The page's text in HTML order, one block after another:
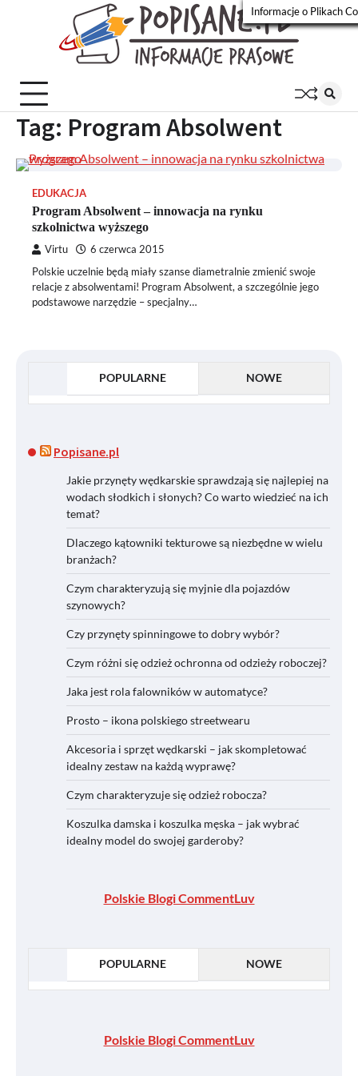
Tag: Program Absolwent
EDUKACJA
Program Absolwent – innowacja na rynku
szkolnictwa wyższego
Virtu 6 czerwca 2015
Polskie uczelnie będą miały szanse diametralnie zmienić swoje
relacje z absolwentami! Program Absolwent, a szczególnie jego
podstawowe narzędzie – specjalny…
POPULARNE NOWE
Popisane.pl
Jakie przynęty wędkarskie sprawdzają się najlepiej na
wodach słodkich i słonych? Co warto wiedzieć na ich
temat?
Dlaczego kątowniki tekturowe są niezbędne w wielu
branżach?
Czym charakteryzują się myjnie dla pojazdów
szynowych?
Czy przynęty spinningowe to dobry wybór?
Czym różni się odzież ochronna od odzieży roboczej?
Jaka jest rola falowników w automatyce?
Prosto – ikona polskiego streetwearu
Akcesoria i sprzęt wędkarski – jak skompletować
idealny zestaw na każdą wyprawę?
Czym charakteryzuje się odzież robocza?
Koszulka damska i koszulka męska – jak wybrać
idealny model do swojej garderoby?
Polskie Blogi CommentLuv
POPULARNE NOWE
Polskie Blogi CommentLuv
Informacje o Plikach